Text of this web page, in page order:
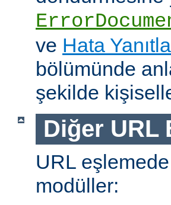
ve Hata
bölümünde
şekilde
Diğer URL
URL
modüller: